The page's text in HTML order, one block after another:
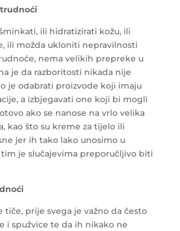
ili hidratizirati kožu, ili
ili možda ukloniti nepravilnosti
nema velikih prepreke u
je da razboritosti nikada nije
je odabrati proizvode koji imaju
a izbjegavati one koji bi mogli
ako se nanose na vrlo velika
kao što su kreme za tijelo ili
jer ih tako lako unosimo u
tim je slučajevima preporučljivo biti
tiče, prije svega je važno da često
i spužvice te da ih nikako ne